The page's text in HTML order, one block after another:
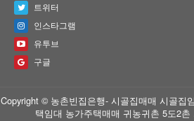
트위터
인스타그램
유투브
구글
Copyright © 농촌빈집은행- 시골집매매 시골집
택임대 농가주택매매 귀농귀촌 5도2